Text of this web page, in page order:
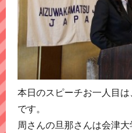
本日のスピーチお一人目
です。
周さんの旦那さんは会津